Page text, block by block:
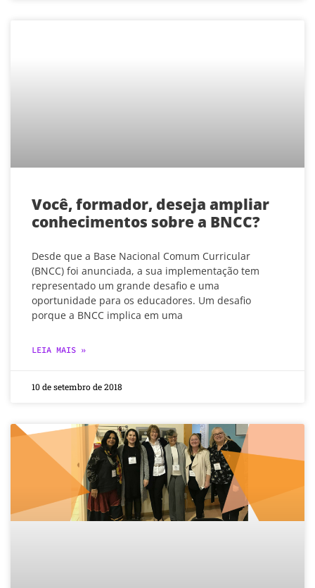
Você, formador, deseja ampliar
conhecimentos sobre a BNCC?
Desde que a Base Nacional Comum Curricular
(BNCC) foi anunciada, a sua implementação tem
representado um grande desafio e uma
oportunidade para os educadores. Um desafio
porque a BNCC implica em uma
LEIA MAIS »
10 de setembro de 2018